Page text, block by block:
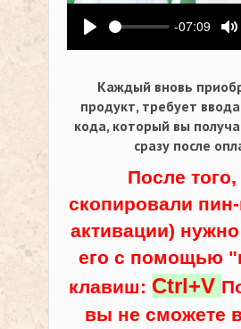
Воспроизвести
-07:09
Каждый вновь
продукт, требует
кода, который вы
сразу после
После того,
скопировали
активации)
его с помощью
клавиш: Ctrl+V
вы не сможете